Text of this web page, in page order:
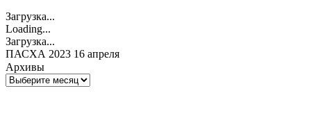
Загрузка...
Loading...
Загрузка...
ПАСХА 2023 16 апреля
Архивы
Архивы